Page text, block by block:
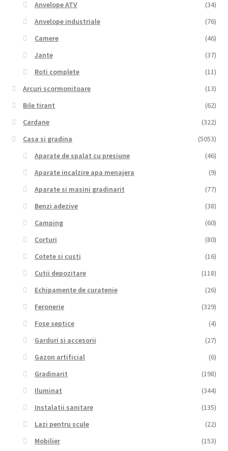
Anvelope ATV
(34)
Anvelope industriale
(76)
Camere
(46)
Jante
(37)
Roti complete
(11)
Arcuri scormonitoare
(13)
Bile tirant
(62)
Cardane
(322)
Casa si gradina
(5053)
Aparate de spalat cu presiune
(46)
Aparate incalzire apa menajera
(9)
Aparate si masini gradinarit
(77)
Benzi adezive
(38)
Camping
(60)
Corturi
(80)
Cotete si custi
(16)
Cutii depozitare
(118)
Echipamente de curatenie
(26)
Feronerie
(329)
Fose septice
(4)
Garduri si accesorii
(27)
Gazon artificial
(6)
Gradinarit
(198)
Iluminat
(344)
Instalatii sanitare
(135)
Lazi pentru scule
(22)
Mobilier
(153)